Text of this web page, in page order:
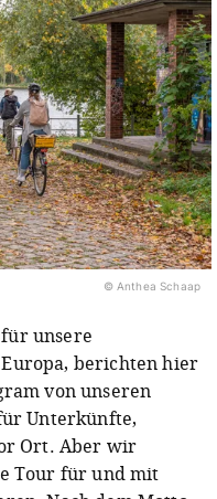
© Anthea Schaap
unsere
berichten hier
von unseren
Unterkünfte,
Ort. Aber wir
Tour für und mit